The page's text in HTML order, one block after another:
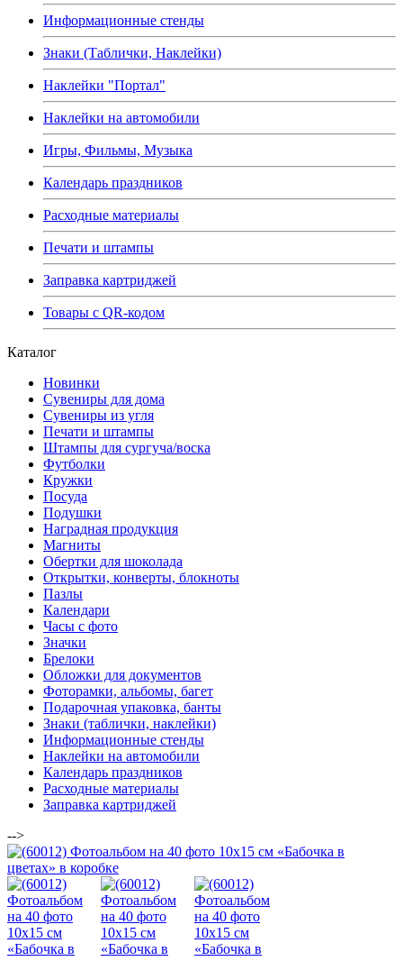
Информационные стенды
Знаки (Таблички, Наклейки)
Наклейки "Портал"
Наклейки на автомобили
Игры, Фильмы, Музыка
Календарь праздников
Расходные материалы
Печати и штампы
Заправка картриджей
Товары с QR-кодом
Каталог
Новинки
Сувениры для дома
Сувениры из угля
Печати и штампы
Штампы для сургуча/воска
Футболки
Кружки
Посуда
Подушки
Наградная продукция
Магниты
Обертки для шоколада
Открытки, конверты, блокноты
Пазлы
Календари
Часы с фото
Значки
Брелоки
Обложки для документов
Фоторамки, альбомы, багет
Подарочная упаковка, банты
Знаки (таблички, наклейки)
Информационные стенды
Наклейки на автомобили
Календарь праздников
Расходные материалы
Заправка картриджей
-->